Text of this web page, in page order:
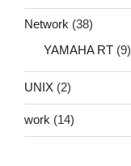
Network (38)
YAMAHA RT (9)
UNIX (2)
work (14)